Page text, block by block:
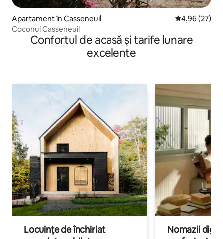
Apartament în Casseneuil Scor mediu
4,96 (27)
Coconul Casseneuil
Confortul de acasă și tarife lunare
excelente
Locuințe de închiriat
Nomazii